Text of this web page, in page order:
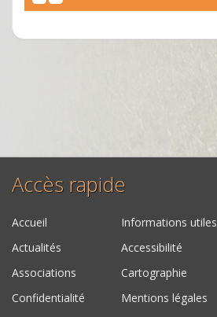
Accès rapide
Accueil Informations utiles
Actualités
Accessibilité
Associations
Cartographie
Confidentialité
Mentions légales